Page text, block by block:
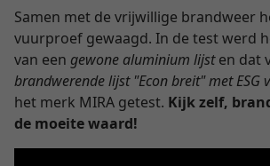
Samen met de vrijwillige brandweer
vuurproef gewaagd. In de test werd
van een gewone aluminium lijsten dat
brandwerende lijst "Econ breit" met ESG
het merk MIRA getest. Kijk zelf,
de moeite waard!